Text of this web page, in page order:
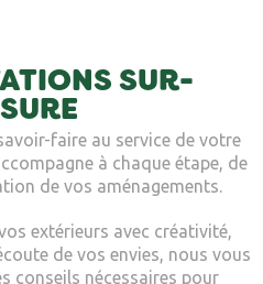
SUR-
faire au service de votre
à chaque étape, de
de vos aménagements.
extérieurs avec créativité,
de vos envies, nous vous
conseils nécessaires pour